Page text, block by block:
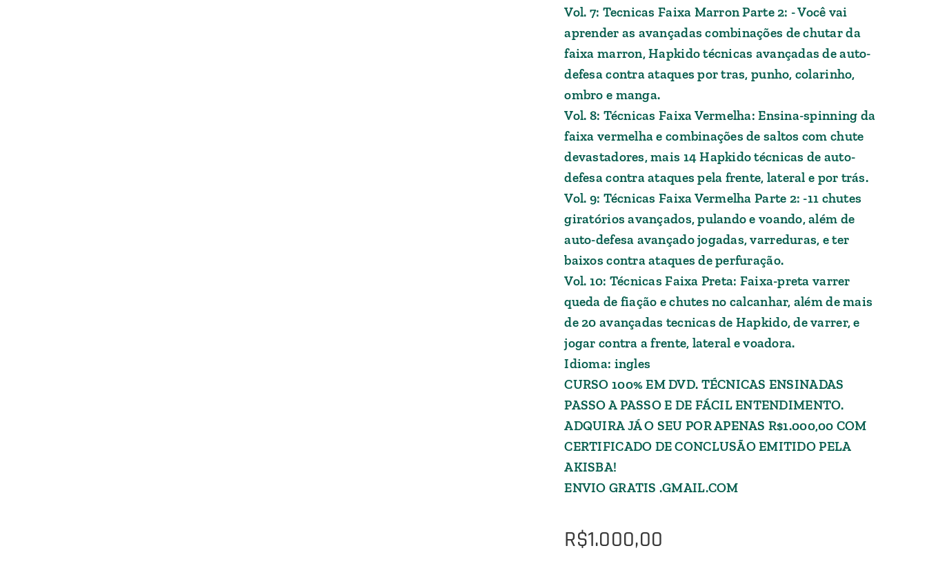
Vol. 7: Tecnicas Faixa Marron Parte 2: - Você vai
aprender as avançadas combinações de chutar da
faixa marron, Hapkido técnicas avançadas de auto-
defesa contra ataques por tras, punho, colarinho,
ombro e manga.
Vol. 8: Técnicas Faixa Vermelha: Ensina-spinning da
faixa vermelha e combinações de saltos com chute
devastadores, mais 14 Hapkido técnicas de auto-
defesa contra ataques pela frente, lateral e por trás.
Vol. 9: Técnicas Faixa Vermelha Parte 2: -11 chutes
giratórios avançados, pulando e voando, além de
auto-defesa avançado jogadas, varreduras, e ter
baixos contra ataques de perfuração.
Vol. 10: Técnicas Faixa Preta: Faixa-preta varrer
queda de fiação e chutes no calcanhar, além de mais
de 20 avançadas tecnicas de Hapkido, de varrer, e
jogar contra a frente, lateral e voadora.
Idioma: ingles
CURSO 100% EM DVD. TÉCNICAS ENSINADAS
PASSO A PASSO E DE FÁCIL ENTENDIMENTO.
ADQUIRA JÁ O SEU POR APENAS R$1.000,00 COM
CERTIFICADO DE CONCLUSÃO EMITIDO PELA
AKISBA!
ENVIO GRATIS .GMAIL.COM
R$1.000,00